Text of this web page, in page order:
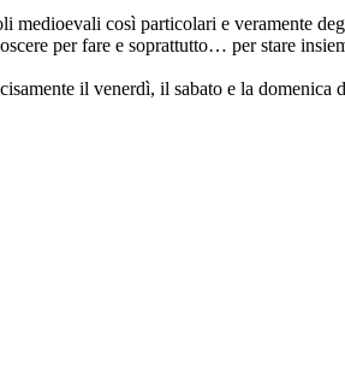
così particolari e veramente
per fare e soprattutto… per stare
il venerdì, il sabato e la domenica